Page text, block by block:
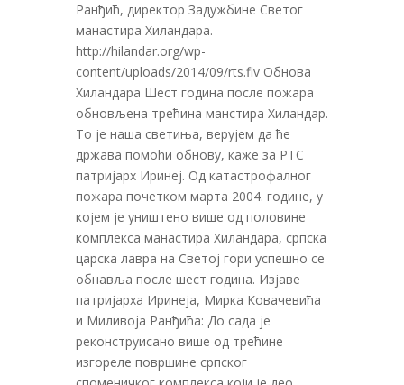
Ранђић, директор Задужбине Светог
манастира Хиландара.
http://hilandar.org/wp-
content/uploads/2014/09/rts.flv Обнова
Хиландара Шест година после пожара
обновљена трећина манстира Хиландар.
То је наша светиња, верујем да ће
држава помоћи обнову, каже за РТС
патријарх Иринеј. Од катастрофалног
пожара почетком марта 2004. године, у
којем је уништено више од половине
комплекса манастира Хиландара, српска
царска лавра на Светој гори успешно се
обнавља после шест година. Изјаве
патријарха Иринеја, Мирка Ковачевића
и Миливоја Ранђића: До сада је
реконструисано више од трећине
изгореле површине српског